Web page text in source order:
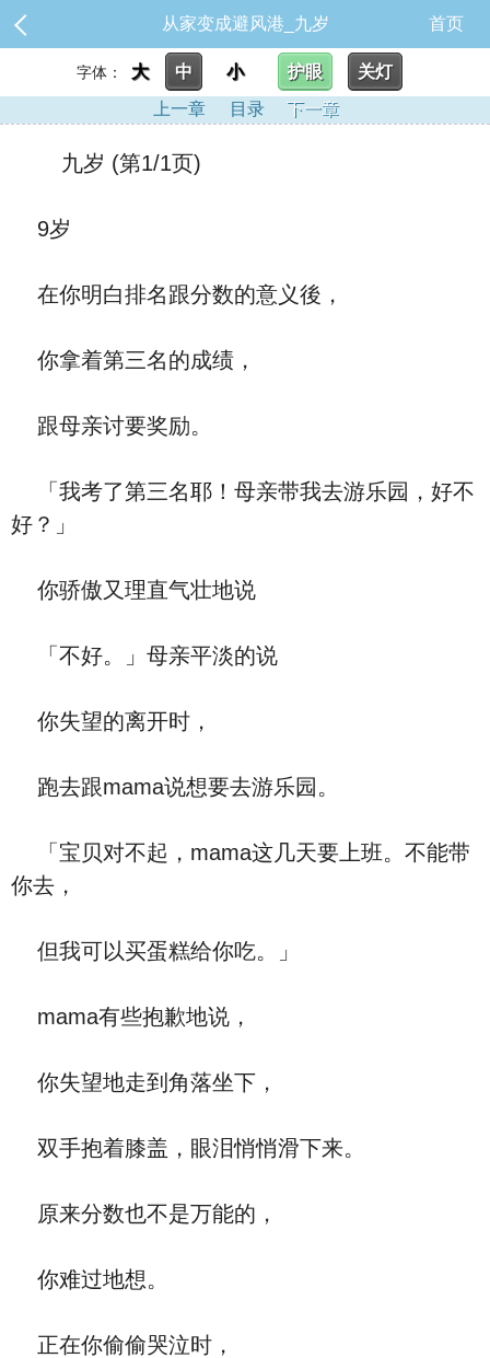
从家变成避风港_九岁 首页
字体： 大 中 小 护眼
关灯
上一章
目录 下一章
九岁 (第1/1页)
9岁
在你明白排名跟分数的意义後，
你拿着第三名的成绩，
跟母亲讨要奖励。
「我考了第三名耶！母亲带我去游乐园，好不
好？」
你骄傲又理直气壮地说
「不好。」母亲平淡的说
你失望的离开时，
跑去跟mama说想要去游乐园。
「宝贝对不起，mama这几天要上班。不能带
你去，
但我可以买蛋糕给你吃。」
mama有些抱歉地说，
你失望地走到角落坐下，
双手抱着膝盖，眼泪悄悄滑下来。
原来分数也不是万能的，
你难过地想。
正在你偷偷哭泣时，